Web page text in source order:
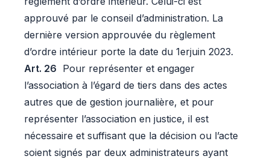
approuvé par le conseil d’administration. La
dernière version approuvée du règlement
d’ordre intérieur porte la date du 1erjuin 2023.
Art. 26 Pour représenter et engager
l’association à l’égard de tiers dans des actes
autres que de gestion journalière, et pour
représenter l’association en justice, il est
nécessaire et suffisant que la décision ou l’acte
soient signés par deux administrateurs ayant